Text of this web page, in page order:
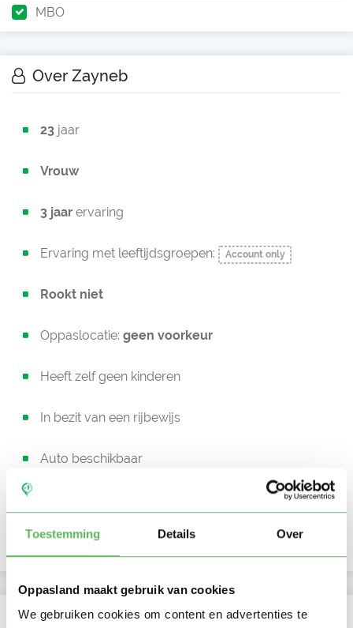
Toestemming Details Over
Oppasland maakt gebruik van cookies
We gebruiken cookies om content en advertenties te
MBO
Over Zayneb
23 jaar
Vrouw
3 jaar ervaring
Ervaring met leeftijdsgroepen: Account only
Rookt niet
Oppaslocatie: geen voorkeur
Heeft zelf geen kinderen
In bezit van een rijbewijs
Auto beschikbaar
Uurtarief: Account only
Kan oppassen op